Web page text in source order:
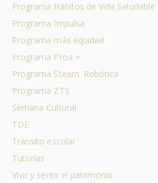
Programa Hábitos de Vida Saludable
Programa Impulsa
Programa más equidad
Programa Proa +
Programa Steam. Robótica
Programa ZTS
Semana Cultural
TDE
Tránsito escolar
Tutorías
Vivir y sentir el patrimonio